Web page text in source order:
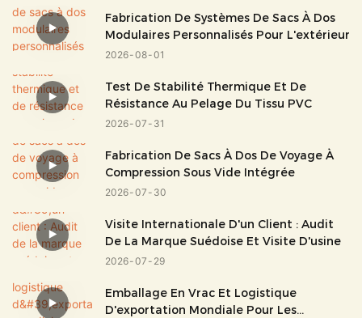
Fabrication De Systèmes De Sacs À Dos
Modulaires Personnalisés Pour L'extérieur
2026 08 01
Test De Stabilité Thermique Et De
Résistance Au Pelage Du Tissu PVC
2026 07 31
Fabrication De Sacs À Dos De Voyage À
Compression Sous Vide Intégrée
2026 07 30
Visite Internationale D'un Client : Audit
De La Marque Suédoise Et Visite D'usine
2026 07 29
Emballage En Vrac Et Logistique
D'exportation Mondiale Pour Les